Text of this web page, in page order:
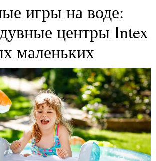
игры на воде:
центры Intex
маленьких